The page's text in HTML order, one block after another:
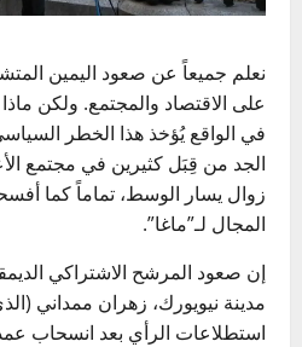
نعلم جميعاً عن صعود اليمين
على الاقتصاد والمجتمع. ولكن
في الواقع يُؤخذ هذا الخطر
الجد من قِبَل كثيرين في مجتمع
زوال يسار الوسط، تماماً كما
المجال لـ”ماغا”.
إن صعود المرشح الاشتراكي
مدينة نيويورك، زهران ممداني
استطلاعات الرأي بعد انسحاب